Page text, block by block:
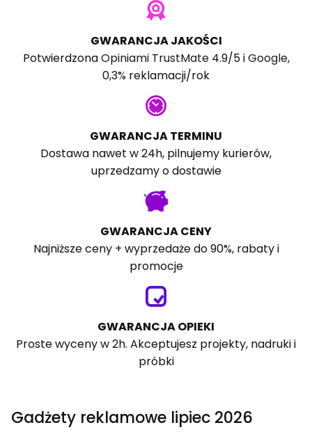
GWARANCJA JAKOŚCI
PotwierdzonaOpiniami TrustMate4.9/5 iGoogle,
0,3% reklamacji/rok
GWARANCJA TERMINU
Dostawa nawet w 24h, pilnujemy kurierów,
uprzedzamy o dostawie
GWARANCJA CENY
Najniższe ceny + wyprzedaże do 90%, rabaty i
promocje
GWARANCJA OPIEKI
Proste wyceny w 2h. Akceptujesz projekty, nadruki i
próbki
Gadżety reklamowe lipiec 2026